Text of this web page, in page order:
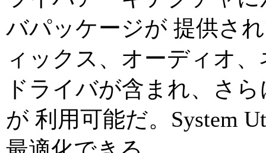
バパッケージが 提供さ
ィックス、オーディオ
ドライバが含まれ、さ
が 利用可能だ。System